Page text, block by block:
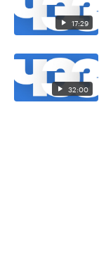
17:29
32:00